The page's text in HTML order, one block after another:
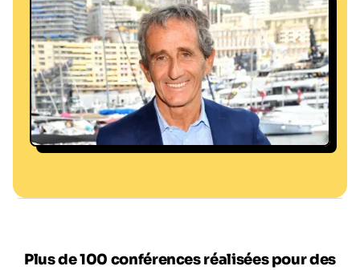
Plus de 100 conférences réalisées pour des